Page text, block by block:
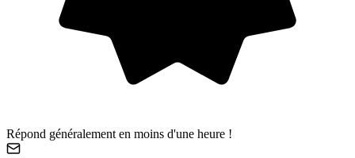
Répond généralement en moins d'une heure !